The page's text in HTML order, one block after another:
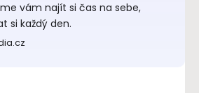
vám najít si čas na sebe,
si každý den.